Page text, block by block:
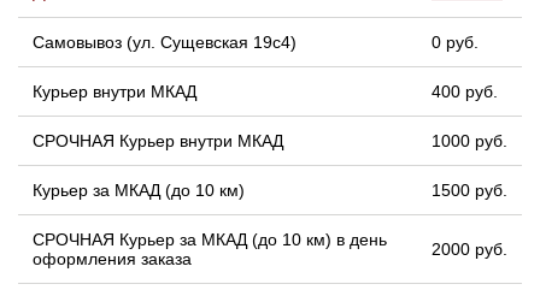
Самовывоз (ул. Сущевская 19с4) 0 руб.
Курьер внутри МКАД 400 руб.
СРОЧНАЯ Курьер внутри МКАД 1000 руб.
Курьер за МКАД (до 10 км) 1500 руб.
СРОЧНАЯ Курьер за МКАД (до 10 км) в день
оформления заказа
2000 руб.